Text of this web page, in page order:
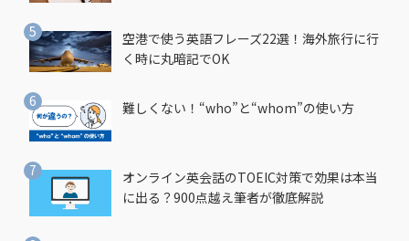
空港で使う英語フレーズ22選！海外旅行に行
く時に丸暗記でOK
難しくない！“who”と“whom”の使い方
オンライン英会話のTOEIC対策で効果は本当
に出る？900点越え筆者が徹底解説